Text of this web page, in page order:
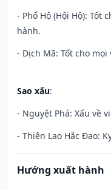
- Phổ Hộ (Hội Hộ): Tốt
hành.
- Dịch Mã: Tốt cho
Sao xấu:
- Nguyệt Phá: Xấu về
- Thiên Lao Hắc Đạo:
Hướng xuất hành